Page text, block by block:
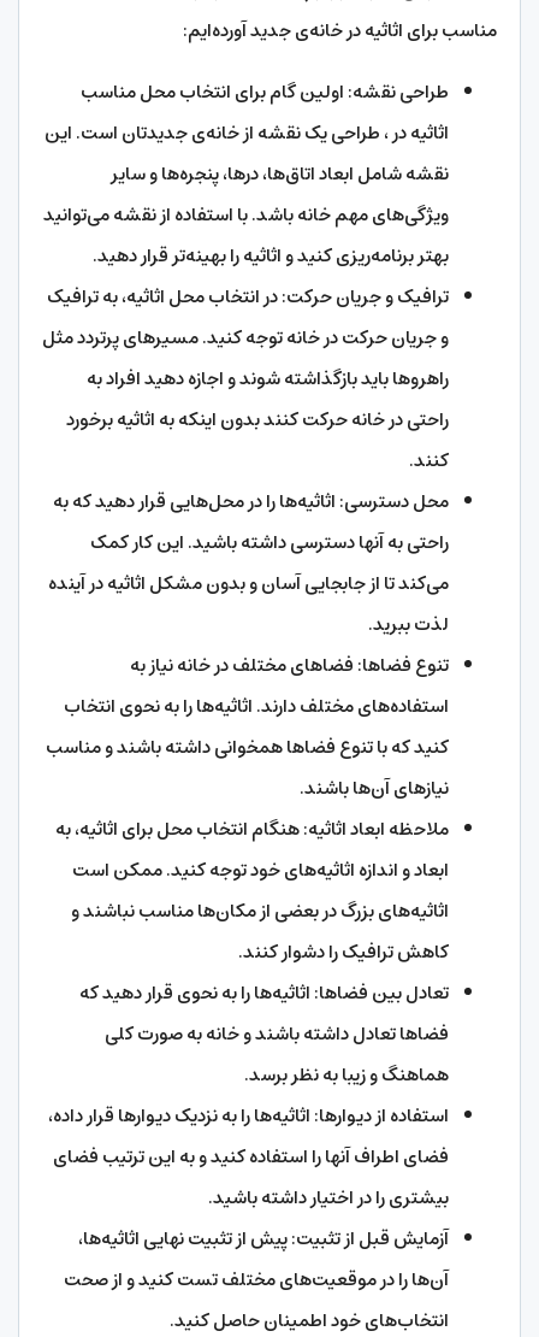
مناسب برای اثاثیه در خانه‌ی جدید آورده‌ایم:
طراحی نقشه: اولین گام برای انتخاب محل مناسب
اثاثیه در ، طراحی یک نقشه از خانه‌ی جدیدتان است. این
نقشه شامل ابعاد اتاق‌ها، درها، پنجره‌ها و سایر
ویژگی‌های مهم خانه باشد. با استفاده از نقشه می‌توانید
بهتر برنامه‌ریزی کنید و اثاثیه را بهینه‌تر قرار دهید.
ترافیک و جریان حرکت: در انتخاب محل اثاثیه، به ترافیک
و جریان حرکت در خانه توجه کنید. مسیرهای پرتردد مثل
راهروها باید بازگذاشته شوند و اجازه دهید افراد به
راحتی در خانه حرکت کنند بدون اینکه به اثاثیه برخورد
کنند.
محل دسترسی: اثاثیه‌ها را در محل‌هایی قرار دهید که به
راحتی به آنها دسترسی داشته باشید. این کار کمک
می‌کند تا از جابجایی آسان و بدون مشکل اثاثیه در آینده
لذت ببرید.
تنوع فضاها: فضاهای مختلف در خانه نیاز به
استفاده‌های مختلف دارند. اثاثیه‌ها را به نحوی انتخاب
کنید که با تنوع فضاها همخوانی داشته باشند و مناسب
نیازهای آن‌ها باشند.
ملاحظه ابعاد اثاثیه: هنگام انتخاب محل برای اثاثیه، به
ابعاد و اندازه اثاثیه‌های خود توجه کنید. ممکن است
اثاثیه‌های بزرگ در بعضی از مکان‌ها مناسب نباشند و
کاهش ترافیک را دشوار کنند.
تعادل بین فضاها: اثاثیه‌ها را به نحوی قرار دهید که
فضاها تعادل داشته باشند و خانه به صورت کلی
هماهنگ و زیبا به نظر برسد.
استفاده از دیوارها: اثاثیه‌ها را به نزدیک دیوارها قرار داده،
فضای اطراف آنها را استفاده کنید و به این ترتیب فضای
بیشتری را در اختیار داشته باشید.
آزمایش قبل از تثبیت: پیش از تثبیت نهایی اثاثیه‌ها،
آن‌ها را در موقعیت‌های مختلف تست کنید و از صحت
انتخاب‌های خود اطمینان حاصل کنید.